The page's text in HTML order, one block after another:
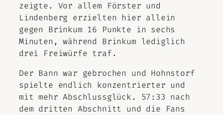
zeigte. Vor allem Förster und
Lindenberg erzielten hier allein
gegen Brinkum 16 Punkte in sechs
Minuten, während Brinkum lediglich
drei Freiwürfe traf.
Der Bann war gebrochen und Hohnstorf
spielte endlich konzentrierter und
mit mehr Abschlussglück. 57:33 nach
dem dritten Abschnitt und die Fans